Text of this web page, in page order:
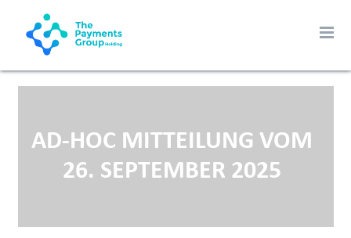
AD-HOC MITTEILUNG VOM
26. SEPTEMBER 2025